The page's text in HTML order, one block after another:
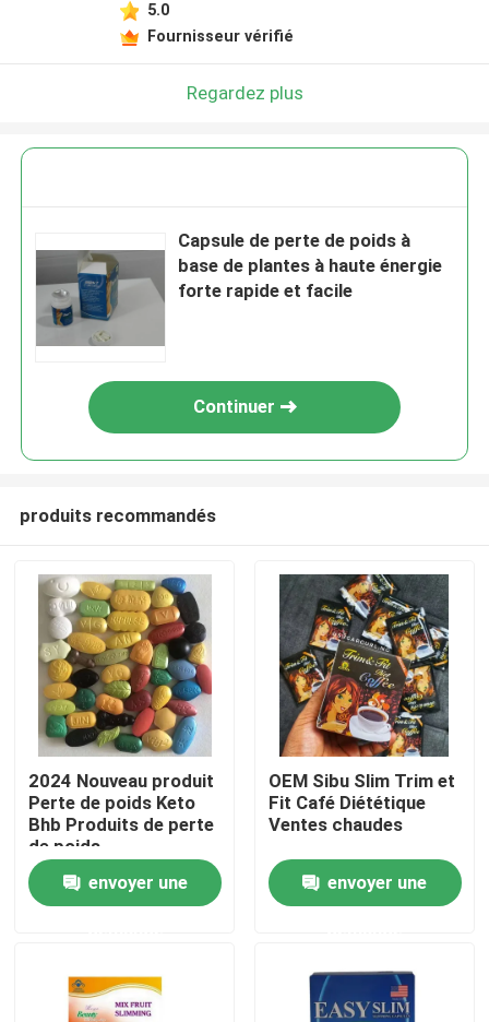
Maison
Produits
Au sujet de nous
5.0
Fournisseur vérifié
Regardez plus
Capsule de perte de poids à
base de plantes à haute énergie
forte rapide et facile
Continuer
produits recommandés
2024 Nouveau produit
Perte de poids Keto
Bhb Produits de perte
de poids
envoyer une
OEM Sibu Slim Trim et
Fit Café Diététique
Ventes chaudes
envoyer une